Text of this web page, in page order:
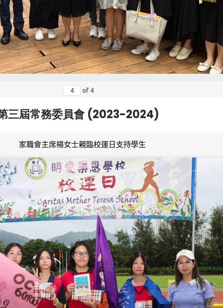
of 4
三屆常務委員會 (2023-2024)
家職會主席楊女士親臨校運日支持學生